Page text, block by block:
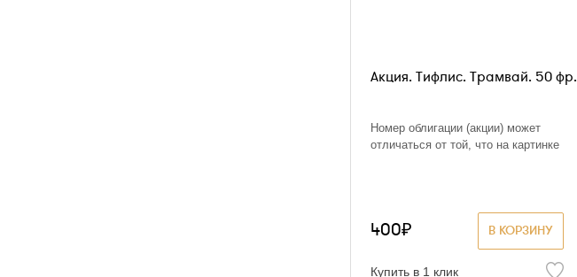
Акция. Тифлис. Трамвай. 50 фр.
Номер облигации (акции) может
отличаться от той, что на картинке
В КОРЗИНУ
400₽
Купить в 1 клик